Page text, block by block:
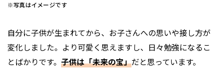
※写真はイメージです
自分に子供が生まれてから、お子さんへの思いや接し方が
変化しました。より可愛く思えますし、日々勉強になるこ
とばかりです。 子供は「未来の宝」だと思っています。